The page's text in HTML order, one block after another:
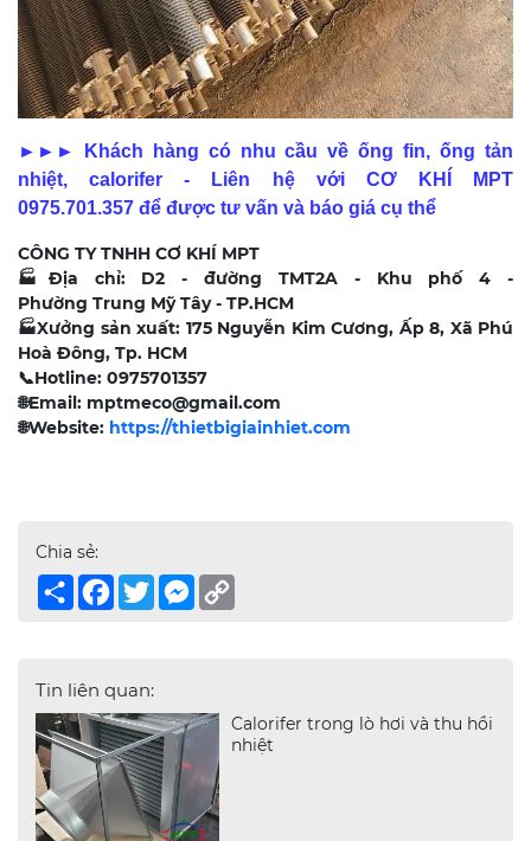
►►► Khách hàng có nhu cầu về ống fin, ống tản
nhiệt, calorifer - Liên hệ với CƠ KHÍ MPT
0975.701.357 để được tư vấn và báo giá cụ thể
CÔNG TY TNHH CƠ KHÍ MPT
🏭 Địa chỉ: D2 - đường TMT2A - Khu phố 4 -
Phường Trung Mỹ Tây - TP.HCM
🏭Xưởng sản xuất: 175 Nguyễn Kim Cương, Ấp 8, Xã Phú
Hoà Đông, Tp. HCM
📞Hotline: 0975701357
🌐Email: mptmeco@gmail.com
🌐Website: https://thietbigiainhiet.com
Chia sẻ:
ShareFacebook
TwitterMessenger
Tin liên quan:
Calorifer trong lò hơi và thu hồi
nhiệt